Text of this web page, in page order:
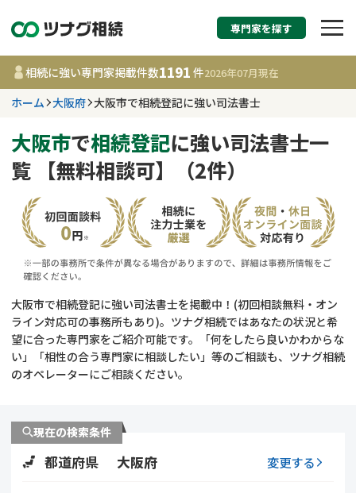
相続税申告・相続手
す
大阪府
事務所
相談内容で探す
相続登記
遺留分侵害額請求
コラム
相続手続き
専門家を探す
相続に強い専門家掲載件数1191 件2026年07月現在
ホーム 大阪府 大阪市で相続登記に強い司法書士
大阪市で相続登記に強い司法書士一
覧 【無料相談可】（2件）
大阪市で相続登記に強い司法書士を掲載中！(初回相談無料・オン
ライン対応可の事務所もあり)。ツナグ相続ではあなたの状況と希
望に合った専門家をご紹介可能です。「何をしたら良いかわからな
い」「相性の合う専門家に相談したい」等のご相談も、ツナグ相続
のオペレーターにご相談ください。
現在の検索条件
都道府県 大阪府 変更する